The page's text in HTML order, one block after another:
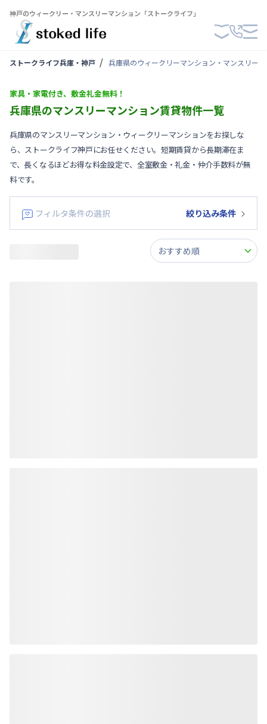
神戸のウィークリー・マンスリーマンション「ストークライフ」
ストークライフ兵庫・神戸 兵庫県のウィークリーマンション・マンスリー
家具・家電付き、敷金礼金無料！
兵庫県のマンスリーマンション賃貸物件一覧
兵庫県のマンスリーマンション・ウィークリーマンションをお探しな
ら、ストークライフ神戸にお任せください。短期賃貸から長期滞在ま
で、長くなるほどお得な料金設定で、全室敷金・礼金・仲介手数料が無
料です。
フィルタ条件の選択 絞り込み条件